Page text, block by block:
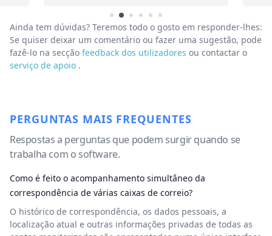
Ainda tem dúvidas? Teremos todo o gosto em responder-lhes:
Se quiser deixar um comentário ou fazer uma sugestão, pode
fazê-lo na secção feedback dos utilizadores ou contactar o
serviço de apoio .
PERGUNTAS MAIS FREQUENTES
Respostas a perguntas que podem surgir quando se
trabalha com o software.
Como é feito o acompanhamento simultâneo da
correspondência de várias caixas de correio?
O histórico de correspondência, os dados pessoais, a
localização atual e outras informações privadas de todas as